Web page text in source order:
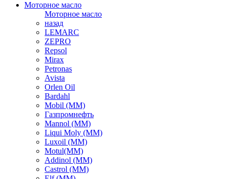
Моторное масло
Моторное масло
назад
LEMARC
ZEPRO
Repsol
Mirax
Petronas
Avista
Orlen Oil
Bardahl
Mobil (ММ)
Газпромнефть
Mannol (ММ)
Liqui Moly (ММ)
Luxoil (ММ)
Motul(ММ)
Addinol (ММ)
Castrol (ММ)